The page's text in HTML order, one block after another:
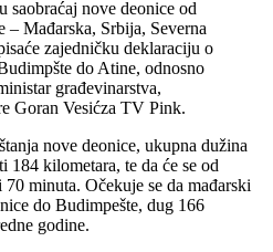
saobraćaj nove deonice od
– Mađarska, Srbija, Severna
zajedničku deklaraciju o
do Atine, odnosno
građevinarstva,
Goran Vesićza TV Pink.
nove deonice, ukupna dužina
184 kilometara, te da će se od
minuta. Očekuje se da mađarski
do Budimpešte, dug 166
godine.